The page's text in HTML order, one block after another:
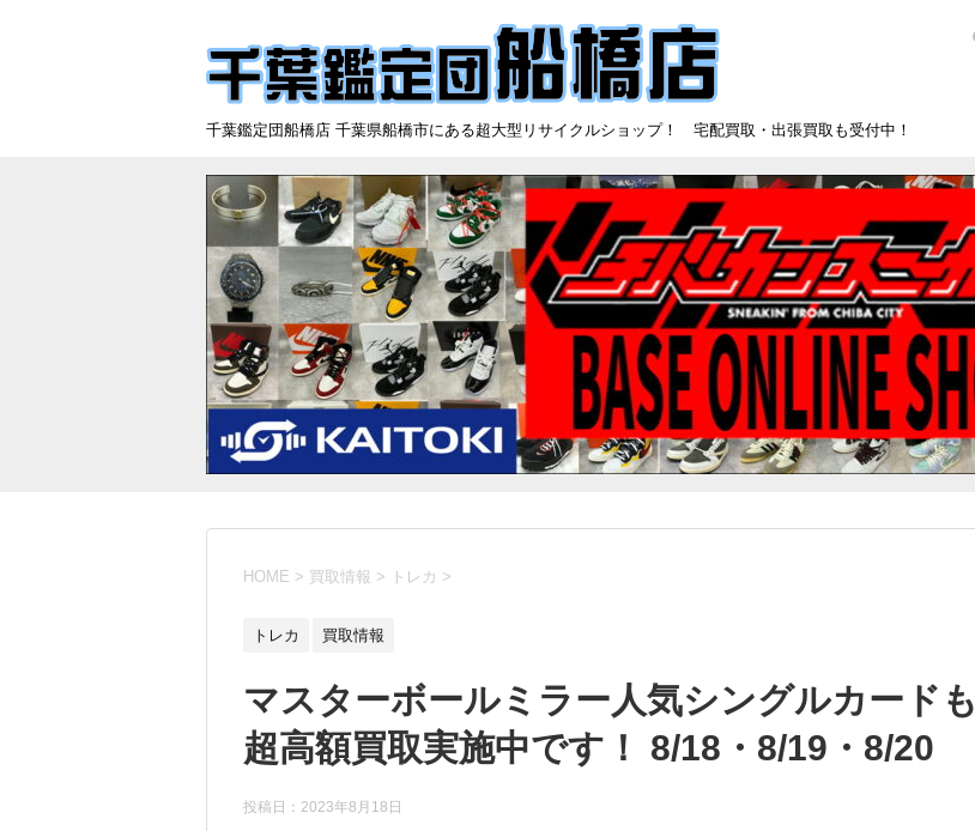
千葉鑑定団船橋店 千葉県船橋市にある超大型リサイクルショップ！ 宅配買取・出張買取も受付中！
HOME > 買取情報 > トレカ >
トレカ 買取情報
マスターボールミラー人気シングルカードも
超高額買取実施中です！ 8/18・8/19・8/20
投稿日： 2023年8月18日